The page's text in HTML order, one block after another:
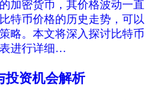
加密货币，其价格波动一直
特币价格的历史走势，可以
略。本文将深入探讨比特币
进行详细…
投资机会解析